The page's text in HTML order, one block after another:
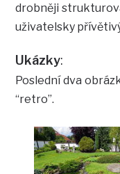
drobněji
uživatelsky
Ukázky:
Poslední dva
“retro”.